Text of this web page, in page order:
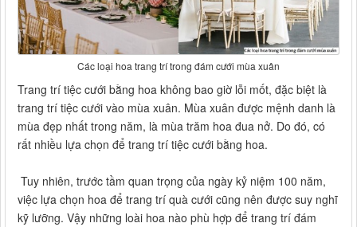
Các loại hoa trang trí trong đám cưới mùa xuân
Trang trí tiệc cưới bằng hoa không bao giờ lỗi mốt, đặc biệt là
trang trí tiệc cưới vào mùa xuân. Mùa xuân được mệnh danh là
mùa đẹp nhất trong năm, là mùa trăm hoa đua nở. Do đó, có
rất nhiều lựa chọn để trang trí tiệc cưới bằng hoa.
Tuy nhiên, trước tầm quan trọng của ngày kỷ niệm 100 năm,
việc lựa chọn hoa để trang trí quà cưới cũng nên được suy nghĩ
kỹ lưỡng. Vậy những loài hoa nào phù hợp để trang trí đám